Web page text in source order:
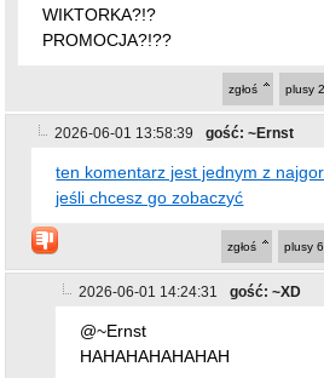
WIKTORKA?!?
PROMOCJA?!??
plusy
zgłoś
2026-06-01 13:58:39 gość: ~Ernst
ten komentarz jest jednym z
jeśli chcesz go zobaczyć
plusy 6
zgłoś
2026-06-01 14:24:31 gość: ~XD
@~Ernst
HAHAHAHAHAHAH